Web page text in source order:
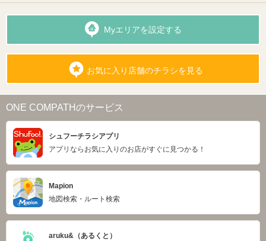
Myエリアを設定する
お気に入り店舗のチラシを見る
ONE COMPATHのサービス
シュフーチラシアプリ
アプリならお気に入りのお店がすぐに見つかる！
Mapion
地図検索・ルート検索
aruku&（あるくと）